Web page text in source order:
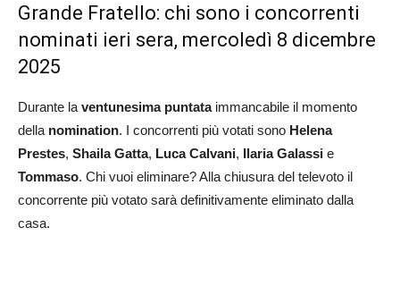
Grande Fratello: chi sono i concorrenti
nominati ieri sera, mercoledì 8 dicembre
2025
Durante la ventunesima puntataimmancabile il momento
della nomination. I concorrenti più votati sono Helena
Prestes, Shaila Gatta, Luca Calvani, Ilaria Galassi e
Tommaso. Chi vuoi eliminare? Alla chiusura del televoto il
concorrente più votato sarà definitivamente eliminato dalla
casa.